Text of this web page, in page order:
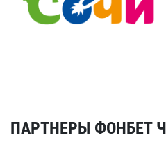
ПАРТНЕРЫ ФОНБЕТ